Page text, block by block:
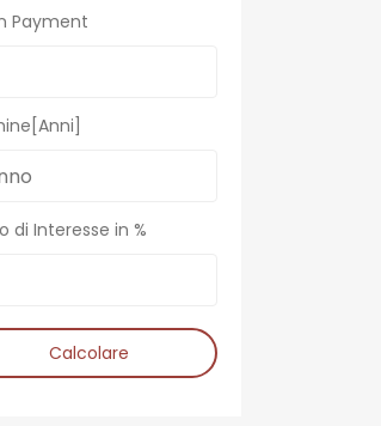
Payment
di Interesse in %
Calcolare